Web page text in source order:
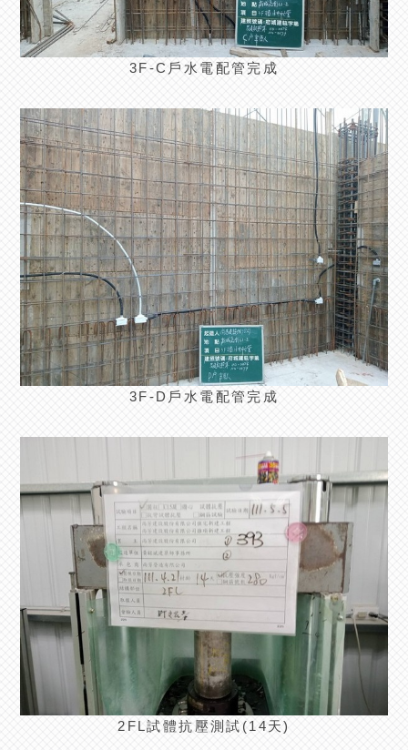
3F-C戶水電配管完成
3F-D戶水電配管完成
2FL試體抗壓測試(14天)